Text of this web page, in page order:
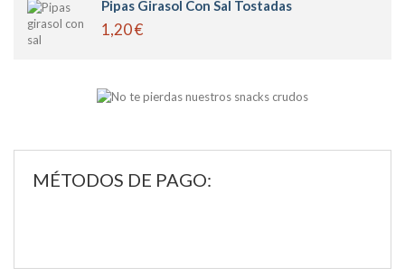
Pipas Girasol Con Sal Tostadas
1,20 €
MÉTODOS DE PAGO: